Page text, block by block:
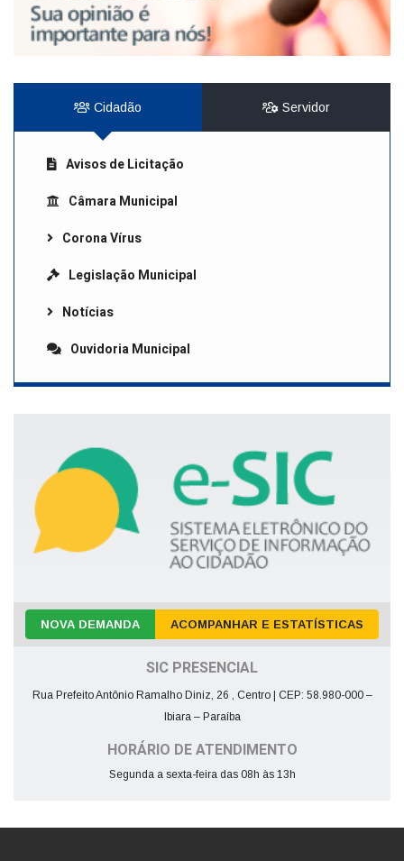
Cidadão Servidor
Avisos de Licitação
Câmara Municipal
Corona Vírus
Legislação Municipal
Notícias
Ouvidoria Municipal
NOVA DEMANDA ACOMPANHAR E ESTATÍSTICAS
SIC PRESENCIAL
Rua Prefeito Antônio Ramalho Diniz, 26 , Centro | CEP: 58.980-000 –
Ibiara – Paraíba
HORÁRIO DE ATENDIMENTO
Segunda a sexta-feira das 08h às 13h